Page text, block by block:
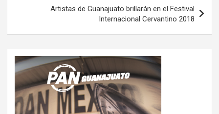
Artistas de Guanajuato brillarán en el Festival
Internacional Cervantino 2018